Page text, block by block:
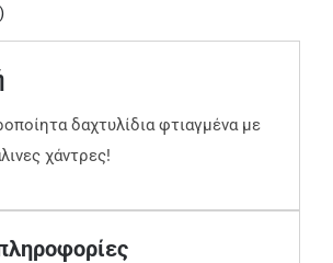
δαχτυλίδια φτιαγμένα με
χάντρες!